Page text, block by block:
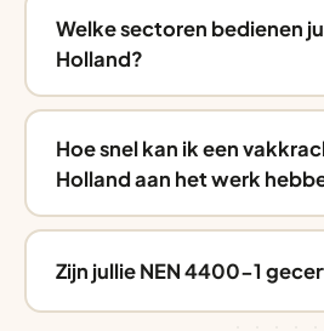
Welke sectoren bedienen
Holland?
Hoe snel kan ik een
Holland aan het werk
Zijn jullie NEN 4400-1